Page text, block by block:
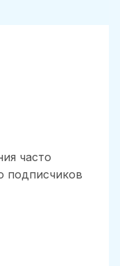
часто
подписчиков